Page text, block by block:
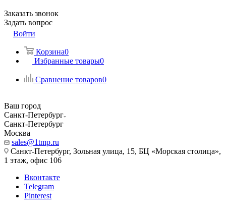
Заказать звонок
Задать вопрос
Войти
Корзина0
Избранные товары0
Сравнение товаров0
Ваш город
Санкт-Петербург
Санкт-Петербург
Москва
sales@1tmp.ru
Санкт-Петербург, Зольная улица, 15, БЦ «Морская столица»,
1 этаж, офис 106
Вконтакте
Telegram
Pinterest